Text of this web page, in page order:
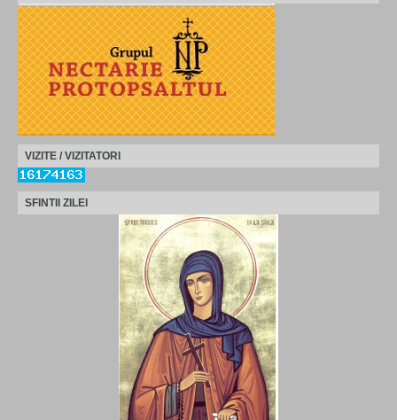
VIZITE / VIZITATORI
SFINTII ZILEI